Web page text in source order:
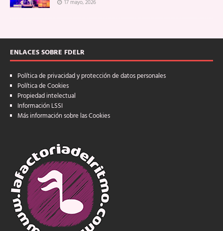
17 mayo, 2026
ENLACES SOBRE FDELR
Política de privacidad y protección de datos personales
Política de Cookies
Propiedad intelectual
Información LSSI
Más información sobre las Cookies